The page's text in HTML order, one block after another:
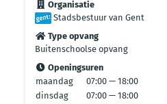
Organisatie
Stadsbestuur van Gent
Type opvang
Buitenschoolse opvang
Openingsuren
maandag
07:00 — 18:00
dinsdag
07:00 — 18:00